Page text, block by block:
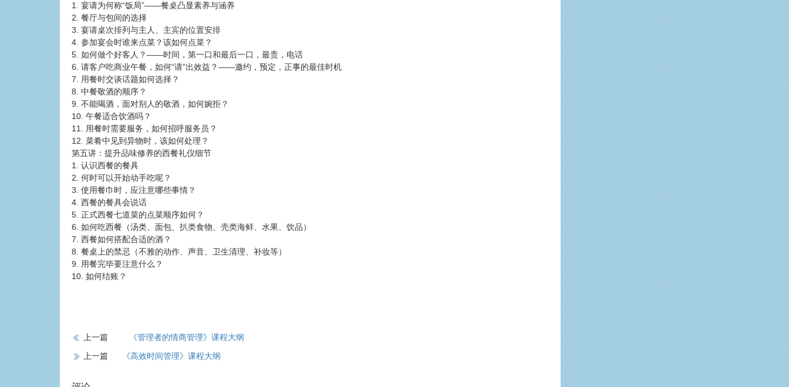
1. 宴请为何称“饭局”——餐桌凸显素养与涵养
2. 餐厅与包间的选择
3. 宴请桌次排列与主人、主宾的位置安排
4. 参加宴会时谁来点菜？该如何点菜？
5. 如何做个好客人？——时间，第一口和最后一口，最贵，电话
6. 请客户吃商业午餐，如何“请”出效益？——邀约，预定，正事的最佳时机
7. 用餐时交谈话题如何选择？
8. 中餐敬酒的顺序？
9. 不能喝酒，面对别人的敬酒，如何婉拒？
10. 午餐适合饮酒吗？
11. 用餐时需要服务，如何招呼服务员？
12. 菜肴中见到异物时，该如何处理？
第五讲：提升品味修养的西餐礼仪细节
1. 认识西餐的餐具
2. 何时可以开始动手吃呢？
3. 使用餐巾时，应注意哪些事情？
4. 西餐的餐具会说话
5. 正式西餐七道菜的点菜顺序如何？
6. 如何吃西餐（汤类、面包、扒类食物、壳类海鲜、水果、饮品）
7. 西餐如何搭配合适的酒？
8. 餐桌上的禁忌（不雅的动作、声音、卫生清理、补妆等）
9. 用餐完毕要注意什么？
10. 如何结账？
上一篇
《管理者的情商管理》课程大纲
上一篇
《高效时间管理》课程大纲